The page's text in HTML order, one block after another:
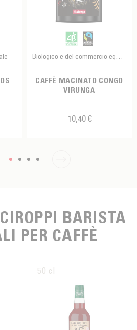
Biologico e del commercio equo e solidale
CAFFÈ MACINATO CONGO
VIRUNGA
10,40 €
BARISTA
PER CAFFÈ
50 cl